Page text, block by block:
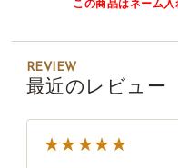
この商品はネーム入
REVIEW
最近のレビュー
★★★★★